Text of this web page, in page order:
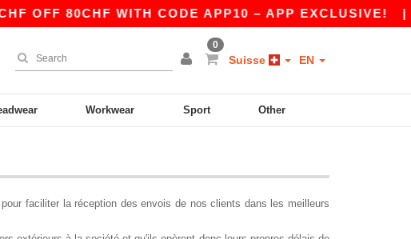
OFF 80CHF WITH CODE APP10 – APP EXCLUSIVE!|
0
Suisse EN
Workwear Sport Other
faciliter la réception des envois de nos clients dans les meilleurs